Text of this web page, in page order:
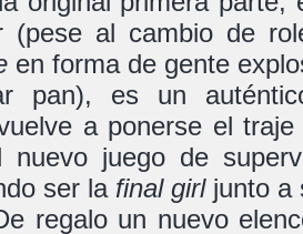
(pese al cambio de
en forma de gente
pan), es un
a ponerse el
nuevo juego de
ser la final girljunto a
regalo un nuevo